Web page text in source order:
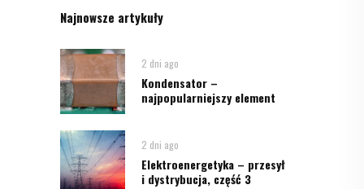
Najnowsze artykuły
2 dni ago
Kondensator –
najpopularniejszy element
2 dni ago
Elektroenergetyka – przesył
i dystrybucja, część 3